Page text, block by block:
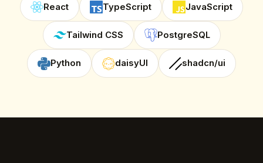
React TypeScript JavaScript
Tailwind CSS PostgreSQL
Python daisyUI shadcn/ui